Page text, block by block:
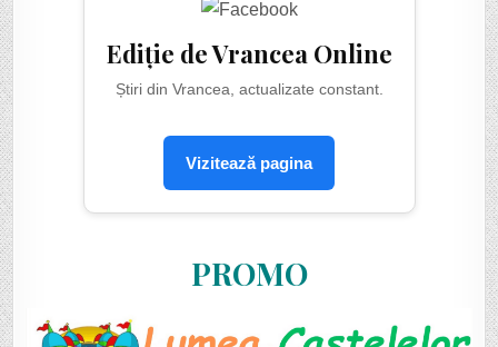
Ediție de Vrancea Online
Știri din Vrancea, actualizate constant.
Vizitează pagina
PROMO